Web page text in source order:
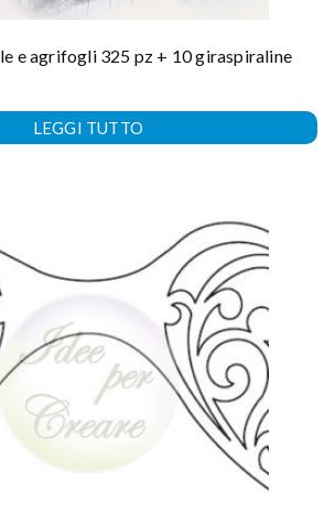
e agrifogli 325 pz + 10 giraspiraline
LEGGI TUTTO